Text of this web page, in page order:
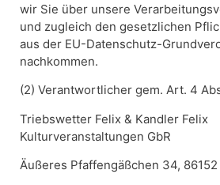
wir Sie über unsere
und zugleich den gesetzlichen
aus der EU-Datenschutz-
nachkommen.
(2) Verantwortlicher gem. Art. 4
Triebswetter Felix & Kandler Felix
Kulturveranstaltungen GbR
Äußeres Pfaffengäßchen 34,